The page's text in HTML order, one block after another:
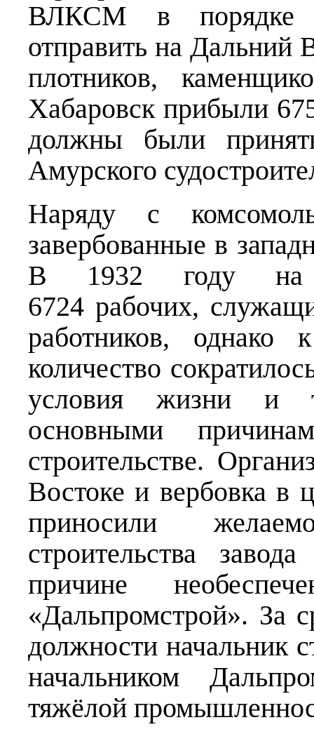
ВЛКСМ в порядке
отправить на Дальний
плотников,
Хабаровск прибыли
должны были
Амурского
Наряду с
завербованные в
В 1932 году на
6724 рабочих,
работников,
количество
условия жизни и
основными
строительстве.
Востоке и вербовка в
приносили
строительства
причине
«Дальпромстрой». За
должности начальник
начальником
тяжёлой